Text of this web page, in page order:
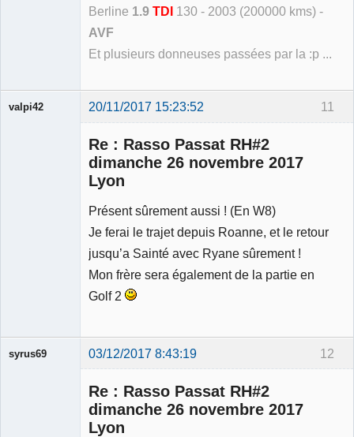
Berline 1.9 TDI 130 - 2003 (200000 kms) -
AVF
Et plusieurs donneuses passées par la :p ...
11
valpi42 20/11/2017 15:23:52
Re : Rasso Passat RH#2
dimanche 26 novembre 2017
Lyon
Présent sûrement aussi ! (En W8)
Je ferai le trajet depuis Roanne, et le retour
jusqu’a Sainté avec Ryane sûrement !
Mon frère sera également de la partie en
Golf 2
12
syrus69 03/12/2017 8:43:19
Re : Rasso Passat RH#2
dimanche 26 novembre 2017
Lyon